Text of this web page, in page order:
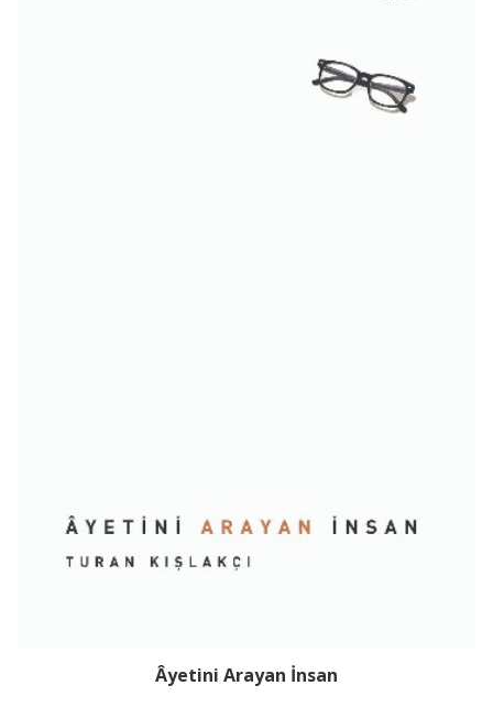
Âyetini Arayan İnsan